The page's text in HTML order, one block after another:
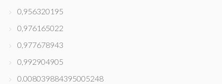
0,956320195
0,976165022
0,977678943
0,992904905
0.008039884395005248